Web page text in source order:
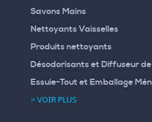
Savons Mains
Nettoyants Vaisselles
Produits nettoyants
Désodorisants et Diffuseur
Essuie-Tout et Emballage
> VOIR PLUS